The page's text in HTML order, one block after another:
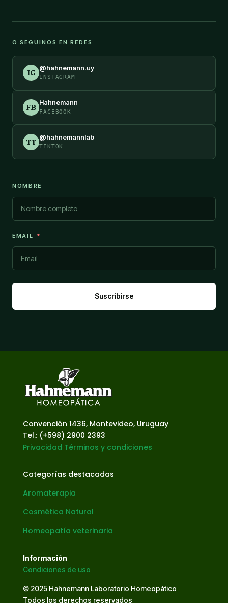
O SEGUINOS EN REDES
IG
@hahnemann.uy
INSTAGRAM
FB
Hahnemann
FACEBOOK
TT
@hahnemannlab
TIKTOK
NOMBRE
EMAIL
Suscribirse
Convención 1436, Montevideo, Uruguay
Tel.: (+598) 2900 2393
Privacidad Términos y condiciones
Categorías destacadas
Aromaterapia
Cosmética Natural
Homeopatía veterinaria
Información
Condiciones de uso
© 2025 Hahnemann Laboratorio Homeopático
Todos los derechos reservados